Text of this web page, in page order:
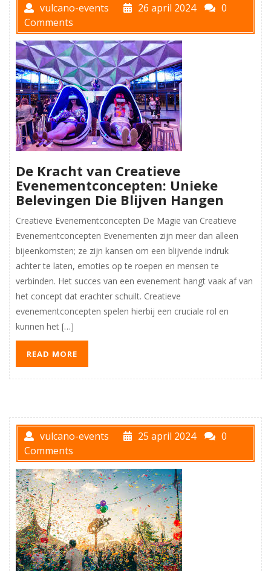
vulcano-events 26 april 2024
0
Comments
De Kracht van Creatieve
Evenementconcepten: Unieke
Belevingen Die Blijven Hangen
Creatieve Evenementconcepten De Magie van Creatieve
Evenementconcepten Evenementen zijn meer dan alleen
bijeenkomsten; ze zijn kansen om een blijvende indruk
achter te laten, emoties op te roepen en mensen te
verbinden. Het succes van een evenement hangt vaak af van
het concept dat erachter schuilt. Creatieve
evenementconcepten spelen hierbij een cruciale rol en
kunnen het […]
READ MORE
vulcano-events 25 april 2024
0
Comments